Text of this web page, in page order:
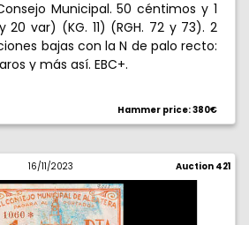
Municipal. 50 céntimos y 1
20 var) (KG. 11) (RGH. 72 y 73). 2
bajas con la N de palo recto:
y más así. EBC+.
Hammer price: 380€
16/11/2023 Auction 421